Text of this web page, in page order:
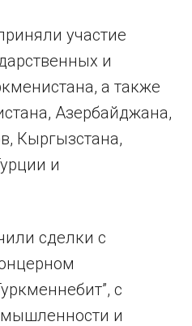
участие
и
а также
Азербайджана,
Кыргызстана,
и
сделки с
с
и